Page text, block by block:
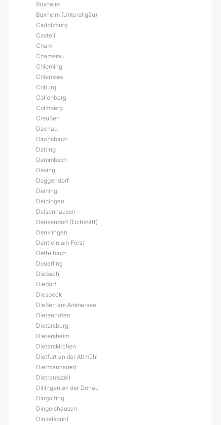
Buxheim
Buxheim (Unterallgäu)
Cadolzburg
Castell
Cham
Chamerau
Chieming
Chiemsee
Coburg
Collenberg
Colmberg
Creußen
Dachau
Dachsbach
Daiting
Dammbach
Dasing
Deggendorf
Deining
Deiningen
Deisenhausen
Denkendorf (Eichstätt)
Denklingen
Dentlein am Forst
Dettelbach
Deuerling
Diebach
Diedorf
Diespeck
Dießen am Ammersee
Dietenhofen
Dietersburg
Dietersheim
Dieterskirchen
Dietfurt an der Altmühl
Dietmannsried
Dietramszell
Dillingen an der Donau
Dingolfing
Dingolshausen
Dinkelsbühl